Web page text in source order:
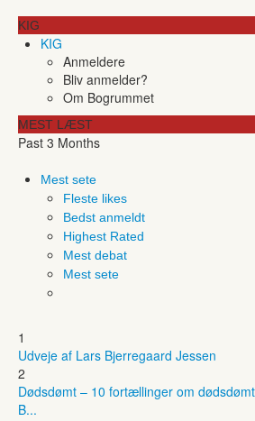
KIG
KIG
Anmeldere
Bliv anmelder?
Om Bogrummet
MEST LÆST
Past 3 Months
Mest sete
Fleste likes
Bedst anmeldt
Highest Rated
Mest debat
Mest sete
1
Udveje af Lars Bjerregaard Jessen
2
Dødsdømt – 10 fortællinger om
B...